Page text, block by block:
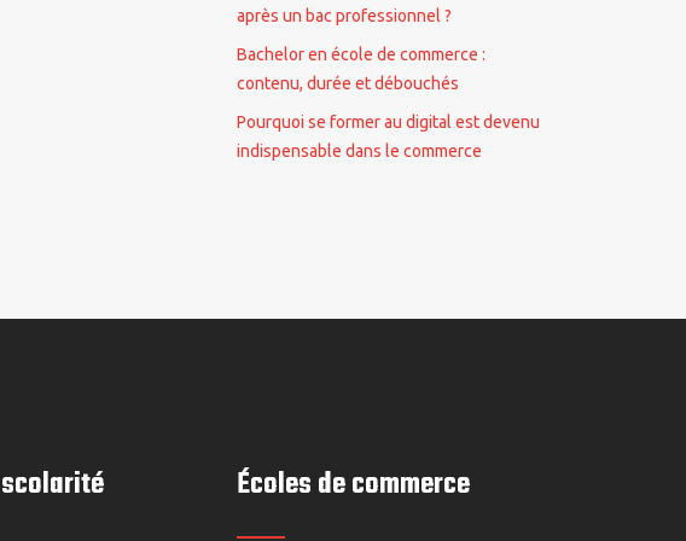
après un bac professionnel ?
Bachelor en école de commerce :
contenu, durée et débouchés
Pourquoi se former au digital est devenu
indispensable dans le commerce
Écoles de commerce